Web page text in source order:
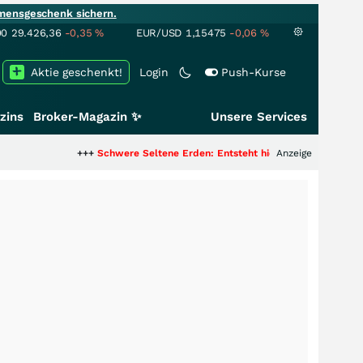
sichern.
29.426,36 -0,35% EUR/USD 1,15475 -0,06 %
Login Push-Kurse
Aktie geschenkt!
Broker-Magazin ✨ Unsere Services
Schwere Seltene Erden: Entsteht hier die nächsteAnzeige